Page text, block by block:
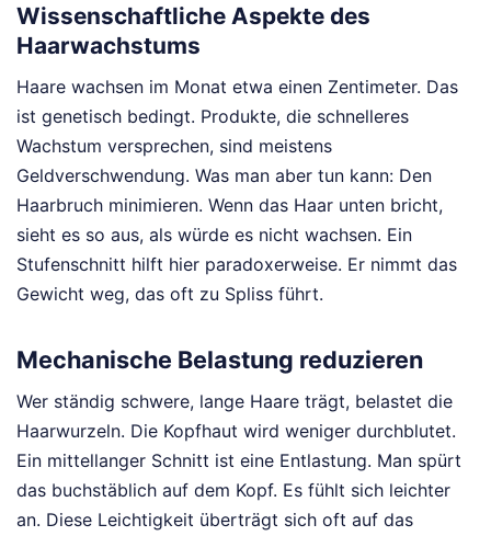
Wissenschaftliche Aspekte des
Haarwachstums
Haare wachsen im Monat etwa einen Zentimeter. Das
ist genetisch bedingt. Produkte, die schnelleres
Wachstum versprechen, sind meistens
Geldverschwendung. Was man aber tun kann: Den
Haarbruch minimieren. Wenn das Haar unten bricht,
sieht es so aus, als würde es nicht wachsen. Ein
Stufenschnitt hilft hier paradoxerweise. Er nimmt das
Gewicht weg, das oft zu Spliss führt.
Mechanische Belastung reduzieren
Wer ständig schwere, lange Haare trägt, belastet die
Haarwurzeln. Die Kopfhaut wird weniger durchblutet.
Ein mittellanger Schnitt ist eine Entlastung. Man spürt
das buchstäblich auf dem Kopf. Es fühlt sich leichter
an. Diese Leichtigkeit überträgt sich oft auf das